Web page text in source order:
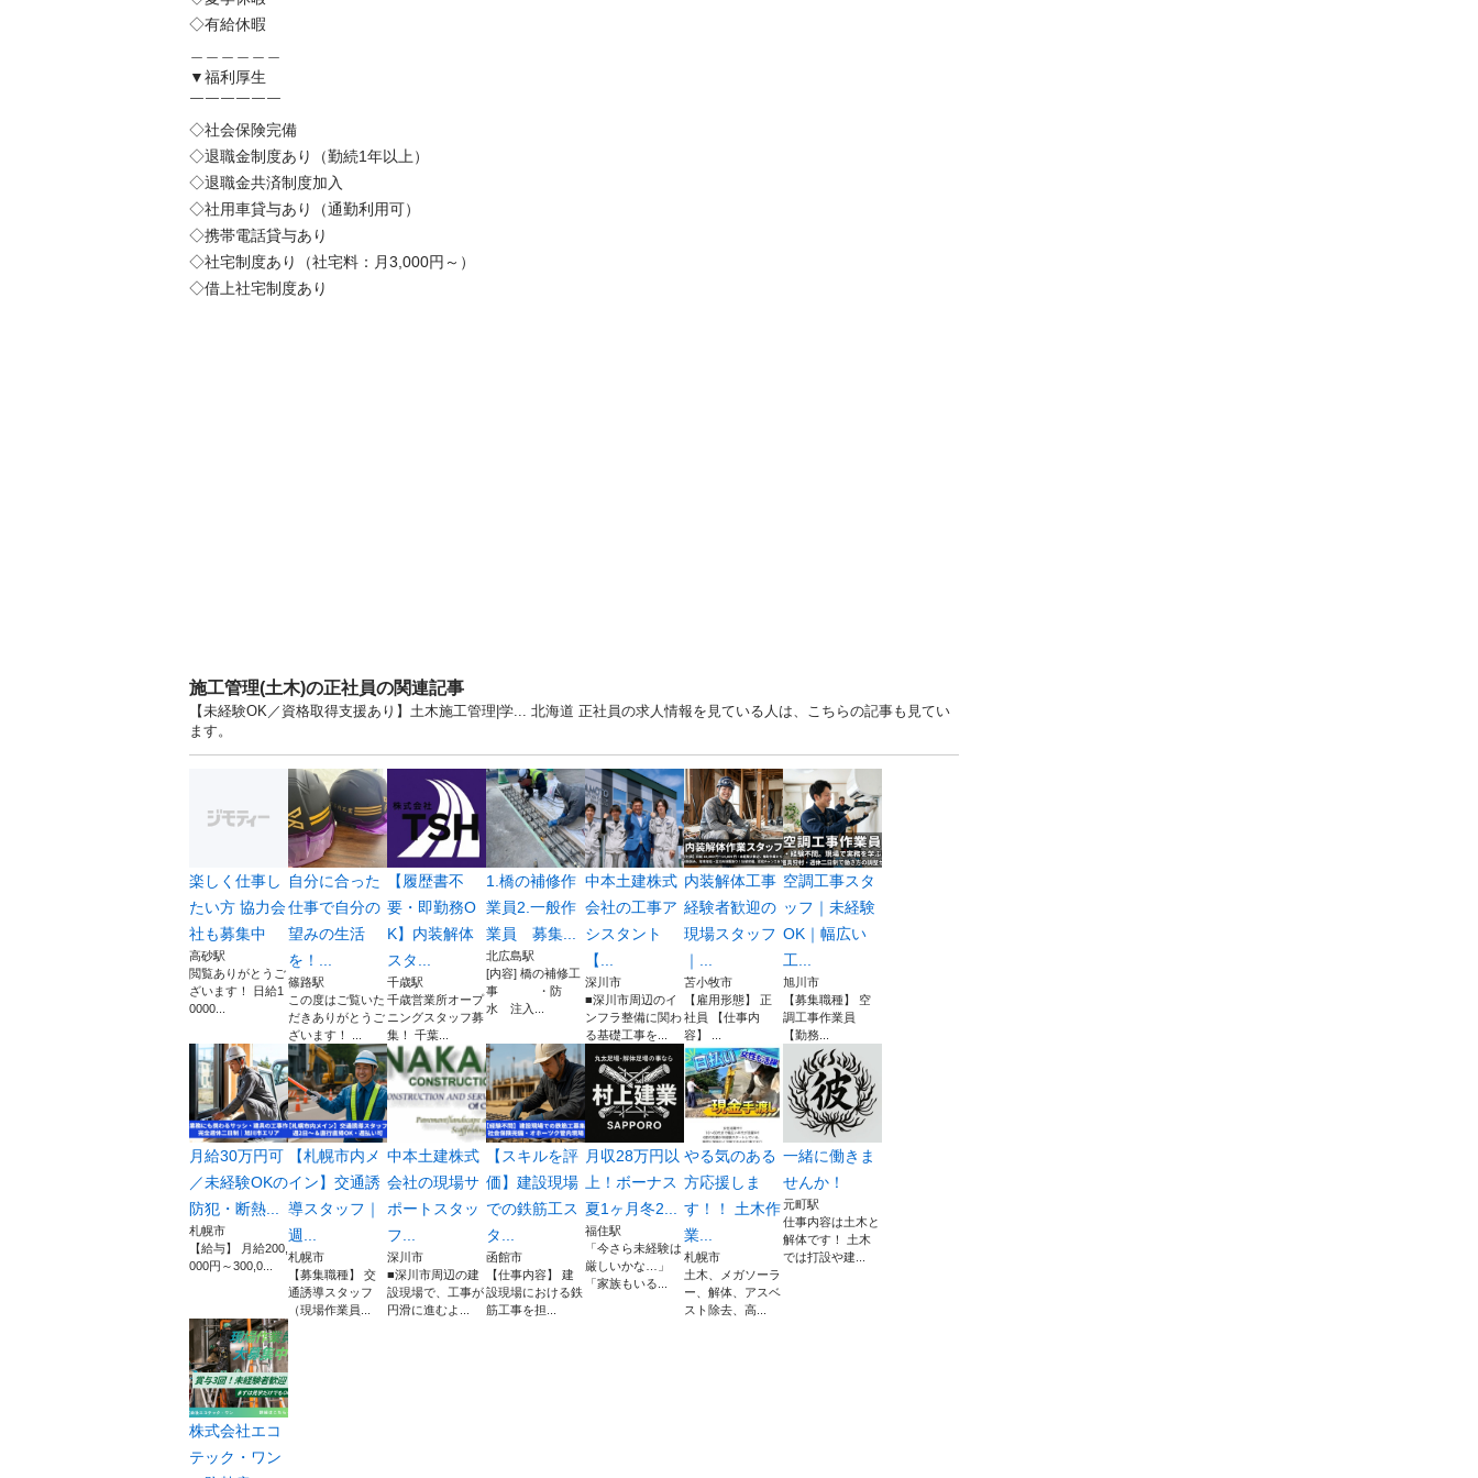
◇有給休暇
▼福利厚生
￣￣￣￣￣￣
◇社会保険完備
◇退職金制度あり（勤続1年以上）
◇退職金共済制度加入
◇社用車貸与あり（通勤利用可）
◇携帯電話貸与あり
◇社宅制度あり（社宅料：月3,000円～）
◇借上社宅制度あり
施工管理(土木)の正社員の関連記事
【未経験OK／資格取得支援あり】土木施工管理|学... 北海道 正社員の求人情報を見ている人は、こちらの記事も見てい
ます。
楽しく仕事し
たい方 協力会
社も募集中
高砂駅
閲覧ありがとうご
ざいます！ 日給1
0000...
自分に合った
仕事で自分の
望みの生活
を！...
篠路駅
この度はご覧いた
だきありがとうご
ざいます！ ...
【履歴書不
要・即勤務O
K】内装解体
スタ...
千歳駅
千歳営業所オープ
ニングスタッフ募
集！ 千葉...
1.橋の補修作
業員2.一般作
業員 募集...
北広島駅
[内容] 橋の補修工
事 ・防
水 注入...
中本土建株式
会社の工事ア
シスタント
【...
深川市
■深川市周辺のイ
ンフラ整備に関わ
る基礎工事を...
内装解体工事
経験者歓迎の
現場スタッフ
｜...
苫小牧市
【雇用形態】 正
社員 【仕事内
容】 ...
空調工事スタ
ッフ｜未経験
OK｜幅広い
工...
旭川市
【募集職種】 空
調工事作業員
【勤務...
月給30万円可
／未経験OKの
防犯・断熱...
札幌市
【給与】 月給200,
000円～300,0...
【札幌市内メ
イン】交通誘
導スタッフ｜
週...
札幌市
【募集職種】 交
通誘導スタッフ
（現場作業員...
中本土建株式
会社の現場サ
ポートスタッ
フ...
深川市
■深川市周辺の建
設現場で、工事が
円滑に進むよ...
【スキルを評
価】建設現場
での鉄筋工ス
タ...
函館市
【仕事内容】 建
設現場における鉄
筋工事を担...
月収28万円以
上！ボーナス
夏1ヶ月冬2...
福住駅
「今さら未経験は
厳しいかな…」
「家族もいる...
やる気のある
方応援しま
す！！ 土木作
業...
札幌市
土木、メガソーラ
ー、解体、アスベ
スト除去、高...
一緒に働きま
せんか！
元町駅
仕事内容は土木と
解体です！ 土木
では打設や建...
株式会社エコ
テック・ワン